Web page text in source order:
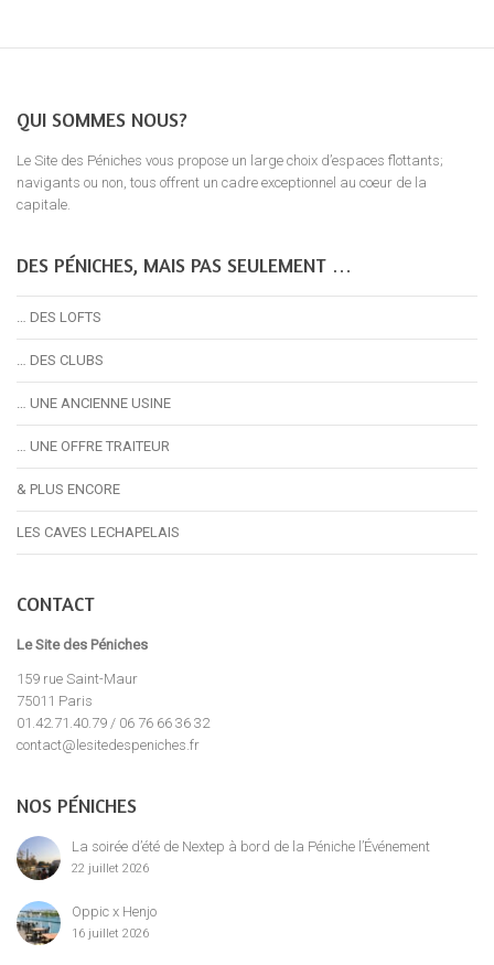
QUI SOMMES NOUS?
Le Site des Péniches vous propose un large choix d’espaces flottants;
navigants ou non, tous offrent un cadre exceptionnel au coeur de la
capitale.
DES PÉNICHES, MAIS PAS SEULEMENT …
… DES LOFTS
… DES CLUBS
… UNE ANCIENNE USINE
… UNE OFFRE TRAITEUR
& PLUS ENCORE
LES CAVES LECHAPELAIS
CONTACT
Le Site des Péniches
159 rue Saint-Maur
75011 Paris
01.42.71.40.79 / 06 76 66 36 32
contact@lesitedespeniches.fr
NOS PÉNICHES
La soirée d’été de Nextep à bord de la Péniche l’Événement
22 juillet 2026
Oppic x Henjo
16 juillet 2026